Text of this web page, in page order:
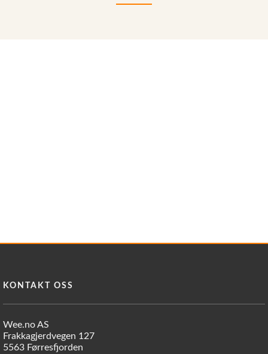
KONTAKT OSS
Wee.no AS
Frakkagjerdvegen 127
5563 Førresfjorden